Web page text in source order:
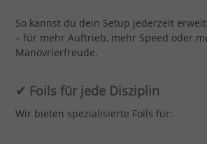
So kannst du dein Setup jederzeit
– für mehr Auftrieb, mehr Speed oder
Manövrierfreude.
✔ Foils für jede Disziplin
Wir bieten spezialisierte Foils für: